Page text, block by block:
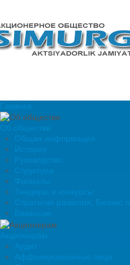
Главная
Об обществе
Общая информация
История
Руководство
Структура
Филиалы
Тендеры и конкурсы
Стратегия развития, Бизнес
Вакансии
Акционерам
Аудит
Аффилированнные лица